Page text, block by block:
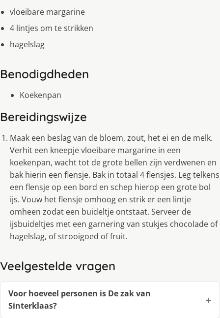
vloeibare margarine
4 lintjes om te strikken
hagelslag
Benodigdheden
Koekenpan
Bereidingswijze
Maak een beslag van de bloem, zout, het ei en de melk.
Verhit een kneepje vloeibare margarine in een
koekenpan, wacht tot de grote bellen zijn verdwenen en
bak hierin een flensje. Bak in totaal 4 flensjes. Leg telkens
een flensje op een bord en schep hierop een grote bol
ijs. Vouw het flensje omhoog en strik er een lintje
omheen zodat een buideltje ontstaat. Serveer de
ijsbuideltjes met een garnering van stukjes chocolade of
hagelslag, of strooigoed of fruit.
Veelgestelde vragen
Voor hoeveel personen is De zak van
Sinterklaas?